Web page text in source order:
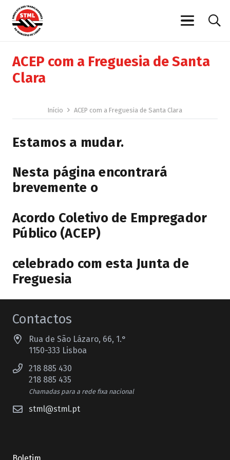
ACEP com a Freguesia de Santa
Clara
Início ACEP com a Freguesia de Santa Clara
Estamos a mudar.
Nesta página encontrará
brevemente o
Acordo Coletivo de Empregador
Público (ACEP)
celebrado com esta Junta de
Freguesia
Contactos
Rua de São Lázaro, 66, 1.°
1150-333 Lisboa
218 885 430
218 885 435
Chamadas para a rede fixa nacional
stml@stml.pt